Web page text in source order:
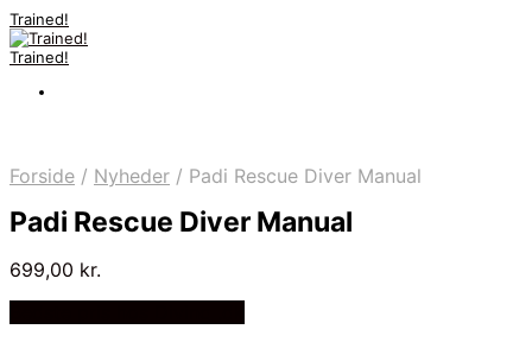
Trained!
Trained!
Forside / Nyheder / Padi Rescue Diver Manual
Padi Rescue Diver Manual
699,00 kr.